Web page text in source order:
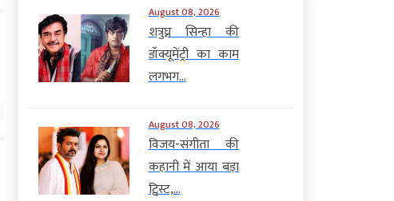
August 08, 2026
शत्रुघ्न सिन्हा की
डॉक्यूमेंट्री का काम
लगभग...
August 08, 2026
विजय-संगीता की
कहानी में आया बड़ा
ट्विस्ट,...